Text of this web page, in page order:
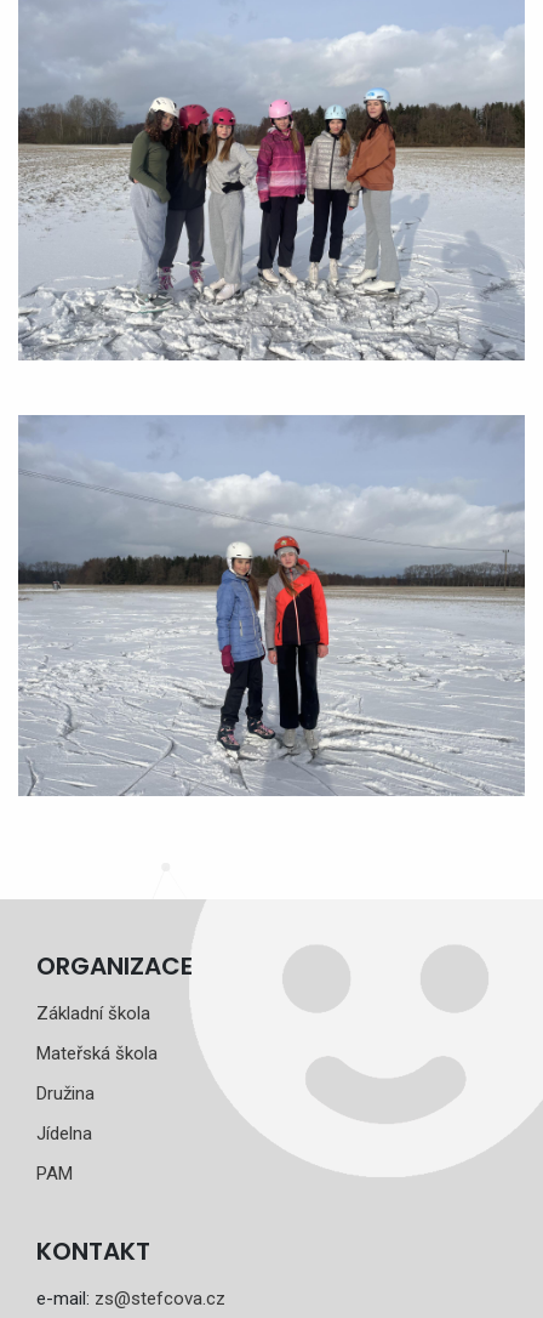
ORGANIZACE
Základní škola
Mateřská škola
Družina
Jídelna
PAM
KONTAKT
e-mail: zs@stefcova.cz